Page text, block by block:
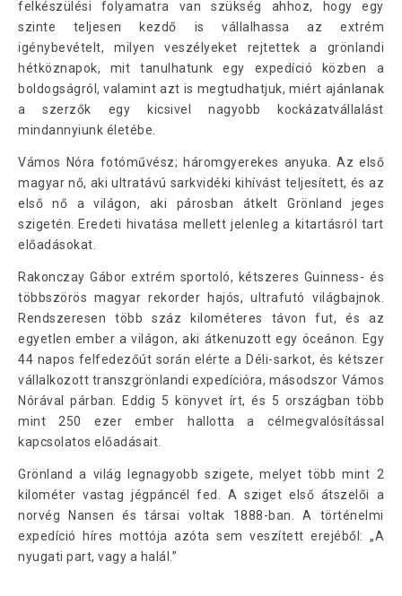
felkészülési folyamatra van szükség ahhoz, hogy egy
szinte teljesen kezdő is vállalhassa az extrém
igénybevételt, milyen veszélyeket rejtettek a grönlandi
hétköznapok, mit tanulhatunk egy expedíció közben a
boldogságról, valamint azt is megtudhatjuk, miért ajánlanak
a szerzők egy kicsivel nagyobb kockázatvállalást
mindannyiunk életébe.
Vámos Nóra fotóművész; háromgyerekes anyuka. Az első
magyar nő, aki ultratávú sarkvidéki kihívást teljesített, és az
első nő a világon, aki párosban átkelt Grönland jeges
szigetén. Eredeti hivatása mellett jelenleg a kitartásról tart
előadásokat.
Rakonczay Gábor extrém sportoló, kétszeres Guinness- és
többszörös magyar rekorder hajós, ultrafutó világbajnok.
Rendszeresen több száz kilométeres távon fut, és az
egyetlen ember a világon, aki átkenuzott egy óceánon. Egy
44 napos felfedezőút során elérte a Déli-sarkot, és kétszer
vállalkozott transzgrönlandi expedícióra, másodszor Vámos
Nórával párban. Eddig 5 könyvet írt, és 5 országban több
mint 250 ezer ember hallotta a célmegvalósítással
kapcsolatos előadásait.
Grönland a világ legnagyobb szigete, melyet több mint 2
kilométer vastag jégpáncél fed. A sziget első átszelői a
norvég Nansen és társai voltak 1888-ban. A történelmi
expedíció híres mottója azóta sem veszített erejéből: „A
nyugati part, vagy a halál.”